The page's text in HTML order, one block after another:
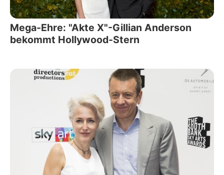
Mega-Ehre: "Akte X"-Gillian Anderson
bekommt Hollywood-Stern